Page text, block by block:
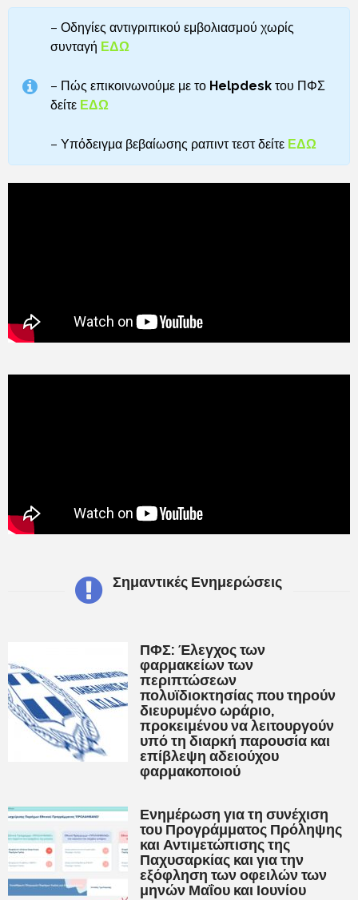
– Οδηγίες αντιγριπικού εμβολιασμού χωρίς
συνταγή ΕΔΩ
– Πώς επικοινωνούμε με το Helpdesk του ΠΦΣ
δείτε ΕΔΩ
– Υπόδειγμα βεβαίωσης ραπιντ τεστδείτε ΕΔΩ
Σημαντικές Ενημερώσεις
ΠΦΣ: Έλεγχος των
φαρμακείων των
περιπτώσεων
πολυϊδιοκτησίας που τηρούν
διευρυμένο ωράριο,
προκειμένου να λειτουργούν
υπό τη διαρκή παρουσία και
επίβλεψη αδειούχου
φαρμακοποιού
Ενημέρωση για τη συνέχιση
του Προγράμματος Πρόληψης
και Αντιμετώπισης της
Παχυσαρκίας και για την
εξόφληση των οφειλών των
μηνών Μαΐου και Ιουνίου